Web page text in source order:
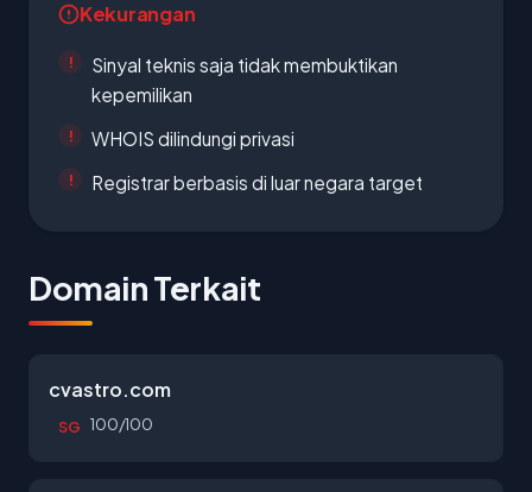
Kekurangan
Sinyal teknis saja tidak membuktikan
kepemilikan
WHOIS dilindungi privasi
Registrar berbasis di luar negara target
Domain Terkait
cvastro.com
SG 100/100